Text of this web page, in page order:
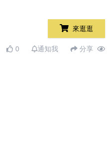
來逛逛
0 通知我 分享